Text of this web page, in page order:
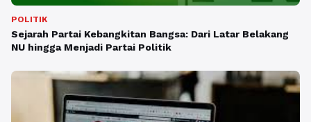
POLITIK
Sejarah Partai Kebangkitan Bangsa: Dari Latar Belakang
NU hingga Menjadi Partai Politik